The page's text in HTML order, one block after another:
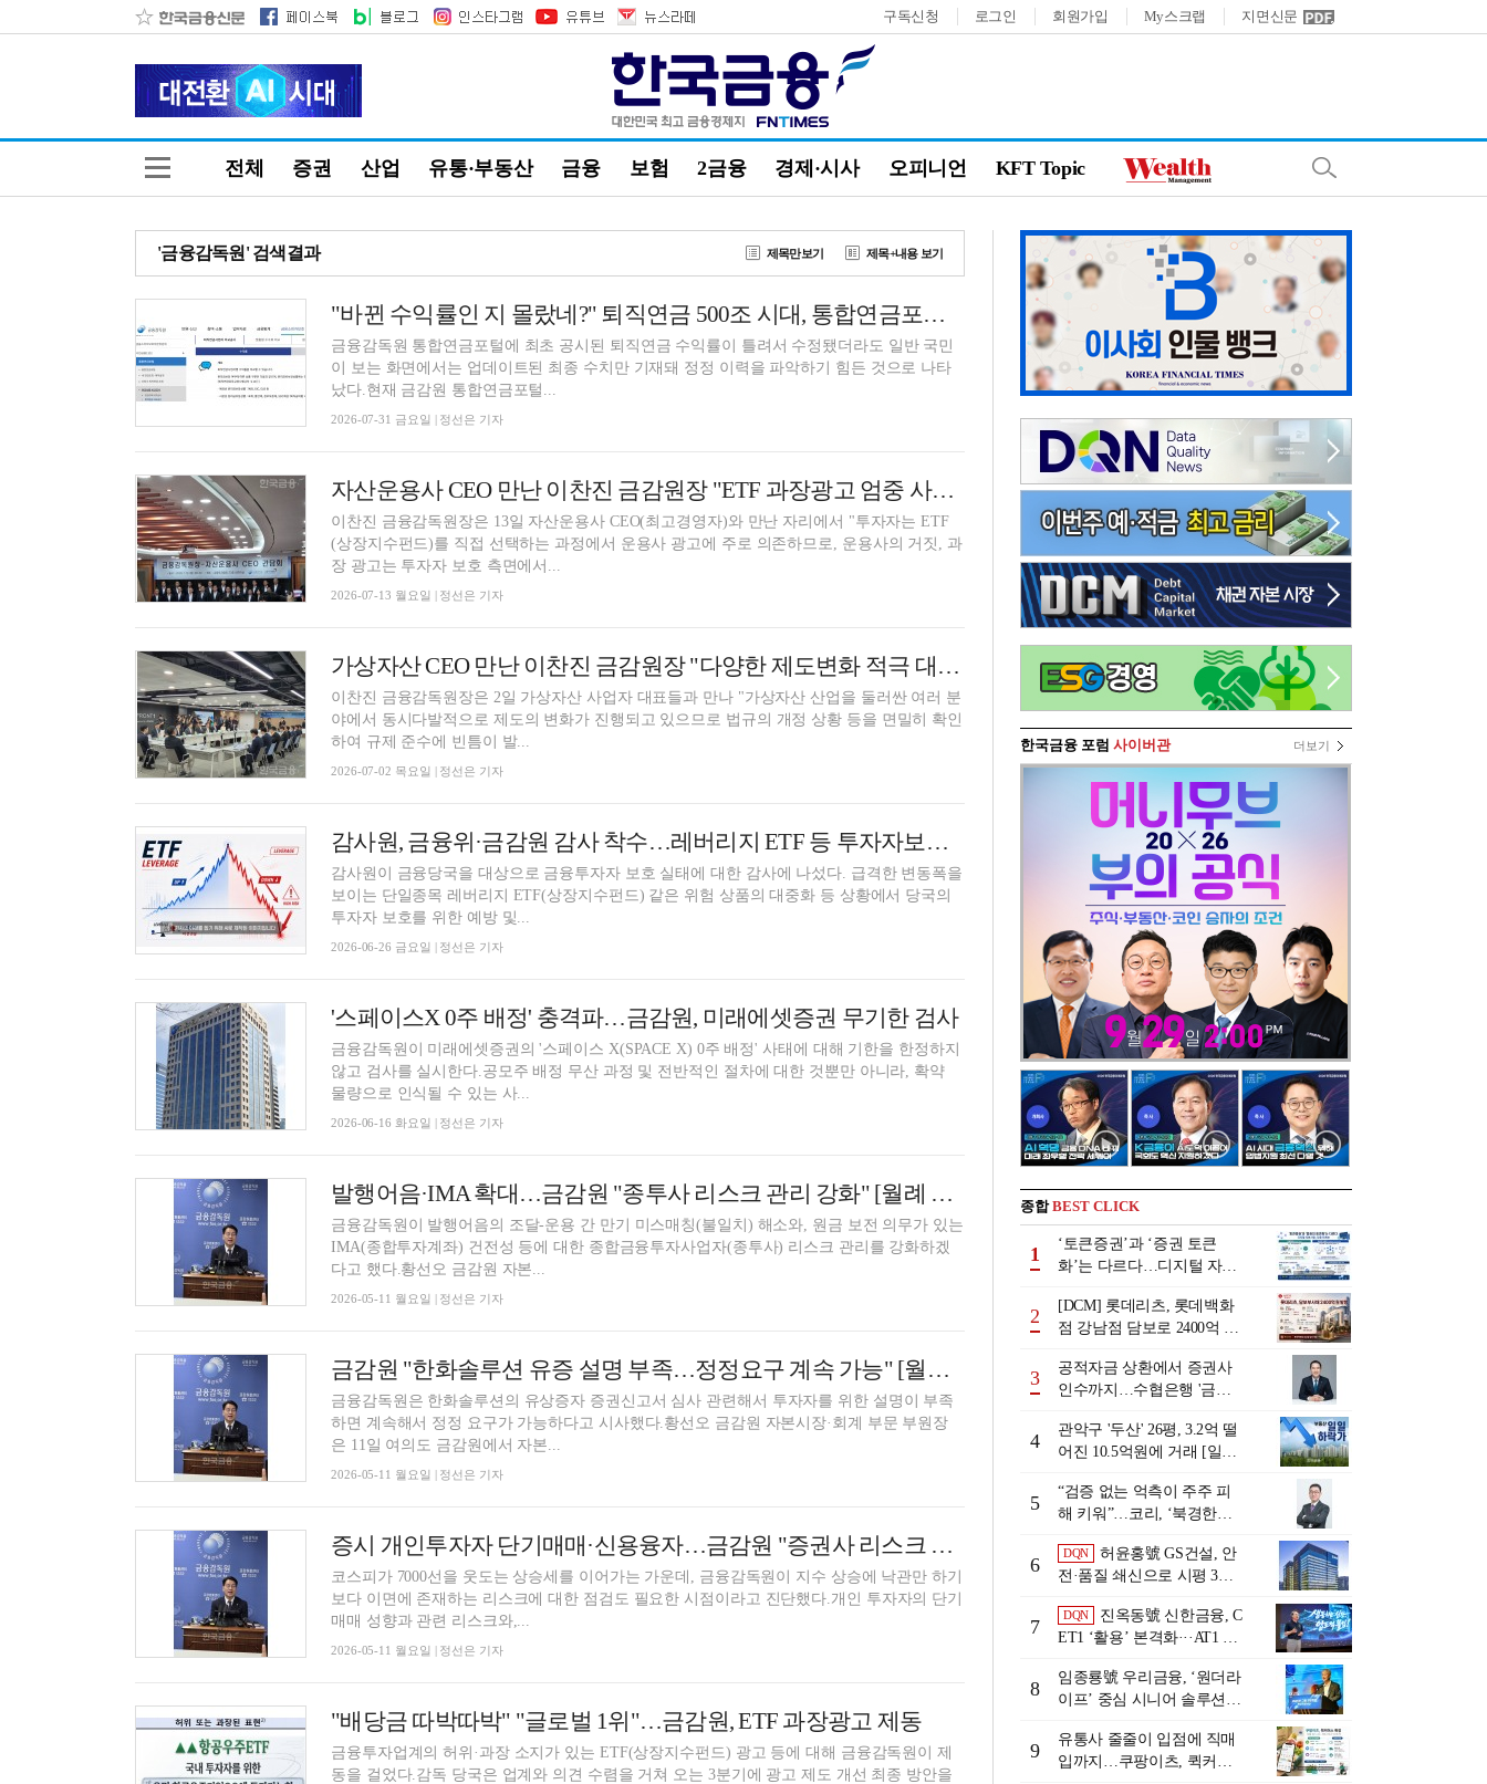
구독신청 로그인 회원가입 My스크랩 지면신문
전체 증권 산업 유통·부동산 금융 보험 2금융 경제·시사 오피니언 KFT Topic
'금융감독원' 검색결과 제목만보기 제목+내용 보기
"바뀐 수익률인 지 몰랐네?" 퇴직연금 500조 시대, 통합연금포털 비교공시 '정정 이력' 필요
금융감독원 통합연금포털에 최초 공시된 퇴직연금 수익률이 틀려서 수정됐더라도 일반 국민
이 보는 화면에서는 업데이트된 최종 수치만 기재돼 정정 이력을 파악하기 힘든 것으로 나타
났다.현재 금감원 통합연금포털...
2026-07-31 금요일 | 정선은 기자
자산운용사 CEO 만난 이찬진 금감원장 "ETF 과장광고 엄중 사안" 메시지…'복붙' 의결권 행사 개선도 강조(종합)
이찬진 금융감독원장은 13일 자산운용사 CEO(최고경영자)와 만난 자리에서 "투자자는 ETF
(상장지수펀드)를 직접 선택하는 과정에서 운용사 광고에 주로 의존하므로, 운용사의 거짓, 과
장 광고는 투자자 보호 측면에서...
2026-07-13 월요일 | 정선은 기자
가상자산 CEO 만난 이찬진 금감원장 "다양한 제도변화 적극 대응 필요…이용자 관점에서 심사숙고해야"
이찬진 금융감독원장은 2일 가상자산 사업자 대표들과 만나 "가상자산 산업을 둘러싼 여러 분
야에서 동시다발적으로 제도의 변화가 진행되고 있으므로 법규의 개정 상황 등을 면밀히 확인
하여 규제 준수에 빈틈이 발...
2026-07-02 목요일 | 정선은 기자
감사원, 금융위·금감원 감사 착수…레버리지 ETF 등 투자자보호 실태 점검
감사원이 금융당국을 대상으로 금융투자자 보호 실태에 대한 감사에 나섰다. 급격한 변동폭을
보이는 단일종목 레버리지 ETF(상장지수펀드) 같은 위험 상품의 대중화 등 상황에서 당국의
투자자 보호를 위한 예방 및...
2026-06-26 금요일 | 정선은 기자
'스페이스X 0주 배정' 충격파…금감원, 미래에셋증권 무기한 검사
금융감독원이 미래에셋증권의 '스페이스 X(SPACE X) 0주 배정' 사태에 대해 기한을 한정하지
않고 검사를 실시한다.공모주 배정 무산 과정 및 전반적인 절차에 대한 것뿐만 아니라, 확약
물량으로 인식될 수 있는 사...
2026-06-16 화요일 | 정선은 기자
발행어음·IMA 확대…금감원 "종투사 리스크 관리 강화" [월례 브리핑]
금융감독원이 발행어음의 조달-운용 간 만기 미스매칭(불일치) 해소와, 원금 보전 의무가 있는
IMA(종합투자계좌) 건전성 등에 대한 종합금융투자사업자(종투사) 리스크 관리를 강화하겠
다고 했다.황선오 금감원 자본...
2026-05-11 월요일 | 정선은 기자
금감원 "한화솔루션 유증 설명 부족…정정요구 계속 가능" [월례 브리핑]
금융감독원은 한화솔루션의 유상증자 증권신고서 심사 관련해서 투자자를 위한 설명이 부족
하면 계속해서 정정 요구가 가능하다고 시사했다.황선오 금감원 자본시장·회계 부문 부원장
은 11일 여의도 금감원에서 자본...
2026-05-11 월요일 | 정선은 기자
증시 개인투자자 단기매매·신용융자…금감원 "증권사 리스크 관리 현황 점검" [월례 브리핑]
코스피가 7000선을 웃도는 상승세를 이어가는 가운데, 금융감독원이 지수 상승에 낙관만 하기
보다 이면에 존재하는 리스크에 대한 점검도 필요한 시점이라고 진단했다.개인 투자자의 단기
매매 성향과 관련 리스크와,...
2026-05-11 월요일 | 정선은 기자
"배당금 따박따박" "글로벌 1위"…금감원, ETF 과장광고 제동
금융투자업계의 허위·과장 소지가 있는 ETF(상장지수펀드) 광고 등에 대해 금융감독원이 제
동을 걸었다.감독 당국은 업계와 의견 수렴을 거쳐 오는 3분기에 광고 제도 개선 최종 방안을
한국금융 포럼 사이버관 더보기
종합BEST CLICK
1
‘토큰증권’과 ‘증권 토큰
화’는 다르다…디지털 자본
2
[DCM] 롯데리츠, 롯데백화
점 강남점 담보로 2400억 조
3
공적자금 상환에서 증권사
인수까지…수협은행 '금융
행 금융그룹의 꿈①]
4
관악구 '두산' 26평, 3.2억 떨
어진 10.5억원에 거래 [일일
5
“검증 없는 억측이 주주 피
해 키워”…코리, ‘북경한미
6
DQN
허윤홍號 GS건설, 안
전·품질 쇄신으로 시평 3위
7
DQN
진옥동號 신한금융, C
ET1 ‘활용’ 본격화···AT1 늘
view]
8
임종룡號 우리금융, ‘원더라
이프’ 중심 시니어 솔루션
[금융 시니어 비즈니스 돋보
기]
9
유통사 줄줄이 입점에 직매
입까지…쿠팡이츠, 퀵커머